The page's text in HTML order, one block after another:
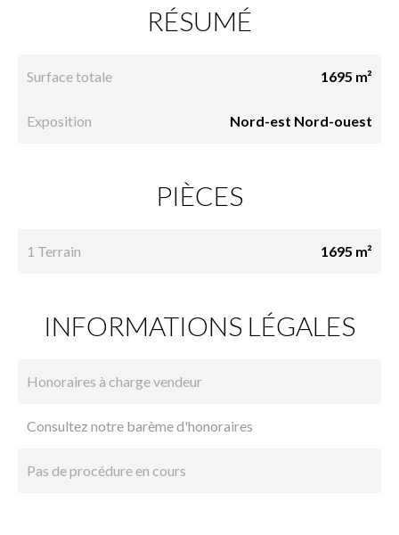
RÉSUMÉ
Surface totale 1695 m²
Exposition Nord-est Nord-ouest
PIÈCES
1 Terrain 1695 m²
INFORMATIONS LÉGALES
Honoraires à charge vendeur
Consultez notre barème d'honoraires
Pas de procédure en cours